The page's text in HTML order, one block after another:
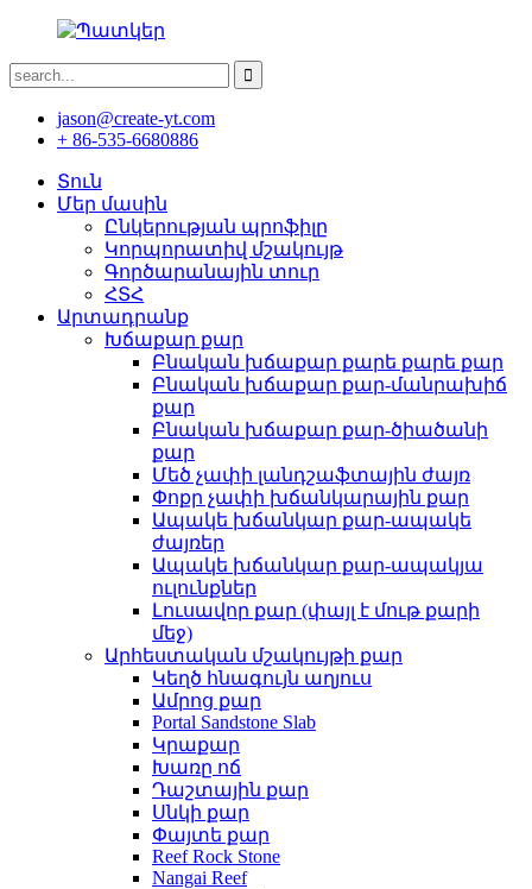
jason@create-yt.com
+ 86-535-6680886
Տուն
Մեր մասին
Ընկերության պրոֆիլը
Կորպորատիվ մշակույթ
Գործարանային տուր
ՀՏՀ
Արտադրանք
Խճաքար քար
Բնական խճաքար քարե քարե քար
Բնական խճաքար քար-մանրախիճ
քար
Բնական խճաքար քար-ծիածանի
քար
Մեծ չափի լանդշաֆտային ժայռ
Փոքր չափի խճանկարային քար
Ապակե խճանկար քար-ապակե
ժայռեր
Ապակե խճանկար քար-ապակյա
ուլունքներ
Լուսավոր քար (փայլ է մութ քարի
մեջ)
Արհեստական ​​մշակույթի քար
Կեղծ հնագույն աղյուս
Ամրոց քար
Portal Sandstone Slab
Կրաքար
Խառը ոճ
Դաշտային քար
Սնկի քար
Փայտե քար
Reef Rock Stone
Nangai Reef